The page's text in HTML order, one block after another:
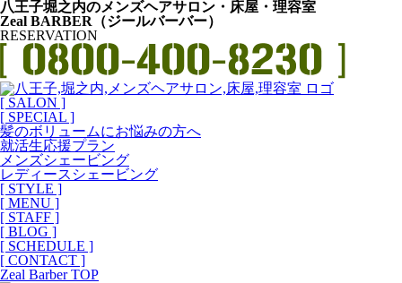
八王子堀之内のメンズヘアサロン・床屋・理容室
Zeal BARBER（ジールバーバー）
RESERVATION
[ SALON ]
[ SPECIAL ]
髪のボリュームにお悩みの方へ
就活生応援プラン
メンズシェービング
レディースシェービング
[ STYLE ]
[ MENU ]
[ STAFF ]
[ BLOG ]
[ SCHEDULE ]
[ CONTACT ]
Zeal Barber TOP